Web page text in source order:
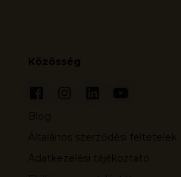
Közösség
Blog
Általános szerződési feltételek
Adatkezelési tájékoztató